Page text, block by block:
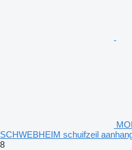
SCHWEBHEIM schuifzeil
8